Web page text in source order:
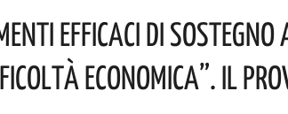
E COME SEMPRE LA MUSICA REGGAE FARÀ DA PROTAGONISTA. I DETTAGLI
MORRA CON DUE SPETTACOLI TEATRALI! ECCO LE DATE
PER MIGLIORARE IL DECORO URBANO E LA SICUREZZA. QUESTI GLI
Efficaci Di Sostegno
Economica”. Il